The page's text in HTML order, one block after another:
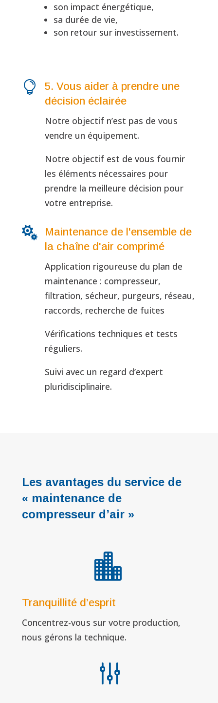
son impact énergétique,
sa durée de vie,
son retour sur investissement.

5. Vous aider à prendre une
décision éclairée
Notre objectif n’est pas de vous
vendre un équipement.
Notre objectif est de vous fournir
les éléments nécessaires pour
prendre la meilleure décision pour
votre entreprise.

Maintenance de l'ensemble de
la chaîne d'air comprimé
Application rigoureuse du plan de
maintenance : compresseur,
filtration, sécheur, purgeurs, réseau,
raccords, recherche de fuites
Vérifications techniques et tests
réguliers.
Suivi avec un regard d’expert
pluridisciplinaire.
Les avantages du service de
« maintenance de
compresseur d’air »

Tranquillité d’esprit
Concentrez-vous sur votre production,
nous gérons la technique.
g